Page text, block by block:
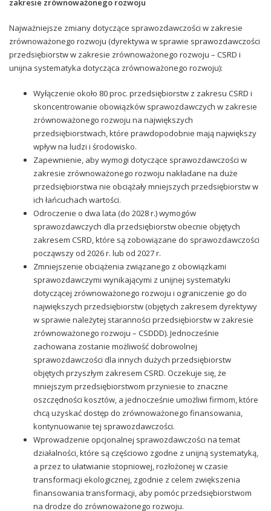
zakresie zrównoważonego rozwoju
Najważniejsze zmiany dotyczące sprawozdawczości w zakresie
zrównoważonego rozwoju (dyrektywa w sprawie sprawozdawczości
przedsiębiorstw w zakresie zrównoważonego rozwoju – CSRD i
unijna systematyka dotycząca zrównoważonego rozwoju):
Wyłączenie około 80 proc. przedsiębiorstw z zakresu CSRD i
skoncentrowanie obowiązków sprawozdawczych w zakresie
zrównoważonego rozwoju na największych
przedsiębiorstwach, które prawdopodobnie mają największy
wpływ na ludzi i środowisko.
Zapewnienie, aby wymogi dotyczące sprawozdawczości w
zakresie zrównoważonego rozwoju nakładane na duże
przedsiębiorstwa nie obciążały mniejszych przedsiębiorstw w
ich łańcuchach wartości.
Odroczenie o dwa lata (do 2028 r.) wymogów
sprawozdawczych dla przedsiębiorstw obecnie objętych
zakresem CSRD, które są zobowiązane do sprawozdawczości
począwszy od 2026 r. lub od 2027 r.
Zmniejszenie obciążenia związanego z obowiązkami
sprawozdawczymi wynikającymi z unijnej systematyki
dotyczącej zrównoważonego rozwoju i ograniczenie go do
największych przedsiębiorstw (objętych zakresem dyrektywy
w sprawie należytej staranności przedsiębiorstw w zakresie
zrównoważonego rozwoju – CSDDD). Jednocześnie
zachowana zostanie możliwość dobrowolnej
sprawozdawczości dla innych dużych przedsiębiorstw
objętych przyszłym zakresem CSRD. Oczekuje się, że
mniejszym przedsiębiorstwom przyniesie to znaczne
oszczędności kosztów, a jednocześnie umożliwi firmom, które
chcą uzyskać dostęp do zrównoważonego finansowania,
kontynuowanie tej sprawozdawczości.
Wprowadzenie opcjonalnej sprawozdawczości na temat
działalności, które są częściowo zgodne z unijną systematyką,
a przez to ułatwianie stopniowej, rozłożonej w czasie
transformacji ekologicznej, zgodnie z celem zwiększenia
finansowania transformacji, aby pomóc przedsiębiorstwom
na drodze do zrównoważonego rozwoju.